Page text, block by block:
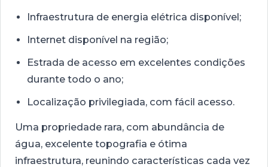
Infraestrutura de energia elétrica disponível;
Internet disponível na região;
Estrada de acesso em excelentes condições
durante todo o ano;
Localização privilegiada, com fácil acesso.
Uma propriedade rara, com abundância de
água, excelente topografia e ótima
infraestrutura, reunindo características cada vez